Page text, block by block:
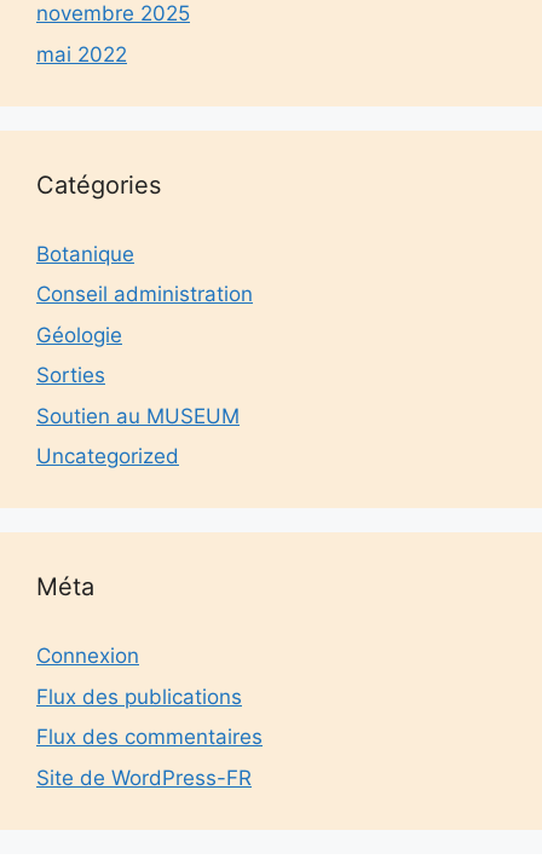
novembre 2025
mai 2022
Catégories
Botanique
Conseil administration
Géologie
Sorties
Soutien au MUSEUM
Uncategorized
Méta
Connexion
Flux des publications
Flux des commentaires
Site de WordPress-FR